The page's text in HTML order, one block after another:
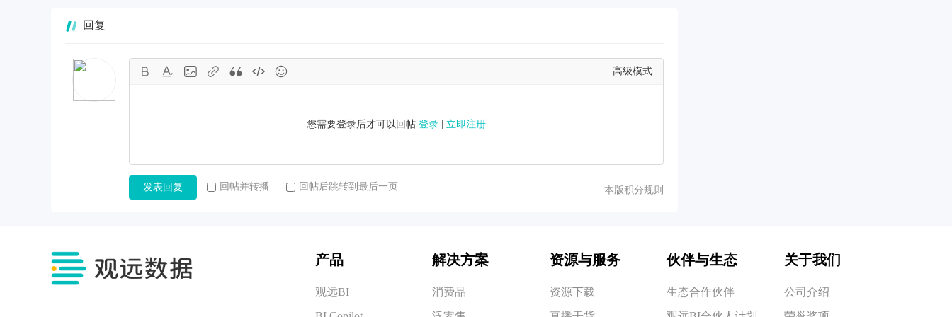
回复
高级模式
您需要登录后才可以回帖 登录 立即注册
本版积分规则
发表回复 回帖并转播 回帖后跳转到最后一页
产品
观远BI
解决方案
消费品
资源与服务
资源下载
伙伴与生态
生态合作伙伴
关于我们
公司介绍